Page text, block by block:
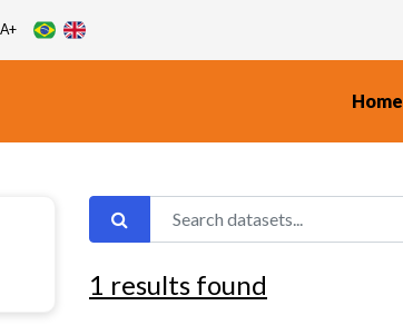
A+
Home
1 results found